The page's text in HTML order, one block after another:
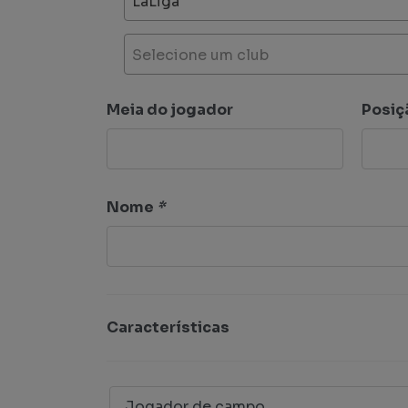
Selecione um club
Meia do jogador
Nome *
Características